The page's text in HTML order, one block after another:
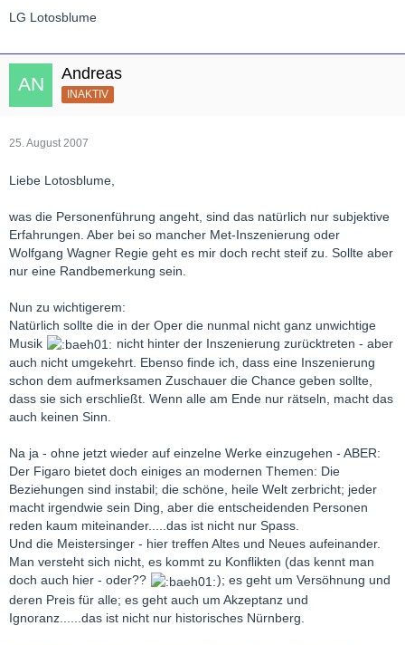
LG Lotosblume
Andreas
INAKTIV
25. August 2007
Liebe Lotosblume,
was die Personenführung angeht, sind das natürlich nur subjektive
Erfahrungen. Aber bei so mancher Met-Inszenierung oder
Wolfgang Wagner Regie geht es mir doch recht steif zu. Sollte aber
nur eine Randbemerkung sein.
Nun zu wichtigerem:
Natürlich sollte die in der Oper die nunmal nicht ganz unwichtige
Musik
nicht hinter der Inszenierung zurücktreten - aber
auch nicht umgekehrt. Ebenso finde ich, dass eine Inszenierung
schon dem aufmerksamen Zuschauer die Chance geben sollte,
dass sie sich erschließt. Wenn alle am Ende nur rätseln, macht das
auch keinen Sinn.
Na ja - ohne jetzt wieder auf einzelne Werke einzugehen - ABER:
Der Figaro bietet doch einiges an modernen Themen: Die
Beziehungen sind instabil; die schöne, heile Welt zerbricht; jeder
macht irgendwie sein Ding, aber die entscheidenden Personen
reden kaum miteinander.....das ist nicht nur Spass.
Und die Meistersinger - hier treffen Altes und Neues aufeinander.
Man versteht sich nicht, es kommt zu Konflikten (das kennt man
doch auch hier - oder??
); es geht um Versöhnung und
deren Preis für alle; es geht auch um Akzeptanz und
Ignoranz......das ist nicht nur historisches Nürnberg.